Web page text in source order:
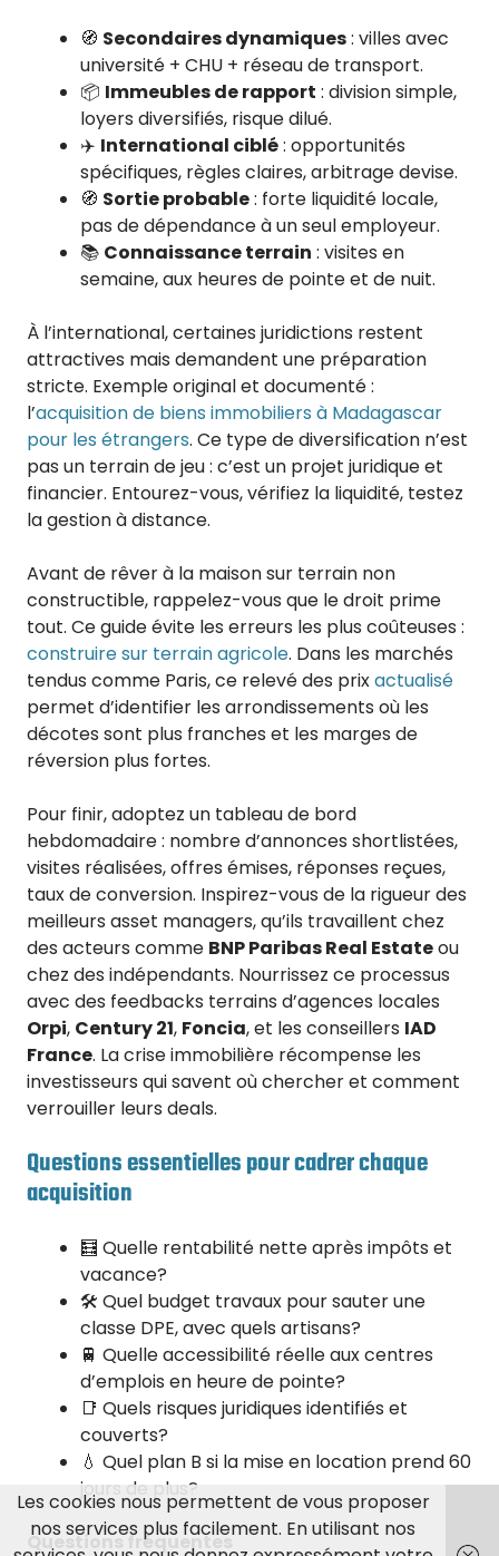
🧭 Secondaires dynamiques: villes avec
université + CHU + réseau de transport.
📦 Immeubles de rapport : division simple,
loyers diversifiés, risque dilué.
✈️ International ciblé: opportunités
spécifiques, règles claires, arbitrage devise.
🧭 Sortie probable: forte liquidité locale,
pas de dépendance à un seul employeur.
📚 Connaissance terrain : visites en
semaine, aux heures de pointe et de nuit.
À l’international, certaines juridictions restent
attractives mais demandent une préparation
stricte. Exemple original et documenté :
l’acquisition de biens immobiliers à Madagascar
pour les étrangers. Ce type de diversification n’est
pas un terrain de jeu : c’est un projet juridique et
financier. Entourez-vous, vérifiez la liquidité, testez
la gestion à distance.
Avant de rêver à la maison sur terrain non
constructible, rappelez-vous que le droit prime
tout. Ce guide évite les erreurs les plus coûteuses :
construire sur terrain agricole. Dans les marchés
tendus comme Paris, ce relevé des prixactualisé
permet d’identifier les arrondissements où les
décotes sont plus franches et les marges de
réversion plus fortes.
Pour finir, adoptez un tableau de bord
hebdomadaire : nombre d’annonces shortlistées,
visites réalisées, offres émises, réponses reçues,
taux de conversion. Inspirez-vous de la rigueur des
meilleurs asset managers, qu’ils travaillent chez
des acteurs comme BNP Paribas Real Estateou
chez des indépendants. Nourrissez ce processus
avec des feedbacks terrains d’agences locales
Orpi, Century 21, Foncia, et les conseillers IAD
France. La crise immobilière récompense les
investisseurs qui savent où chercher et comment
verrouiller leurs deals.
Questions essentielles pour cadrer chaque
acquisition
🧮 Quelle rentabilité nette après impôts et
vacance?
🛠️ Quel budget travaux pour sauter une
classe DPE, avec quels artisans?
🚆 Quelle accessibilité réelle aux centres
d’emplois en heure de pointe?
📑 Quels risques juridiques identifiés et
couverts?
💧 Quel plan B si la mise en location prend 60
jours de plus?
Questions fréquentes
Les cookies nous permettent de vous proposer
nos services plus facilement. En utilisant nos